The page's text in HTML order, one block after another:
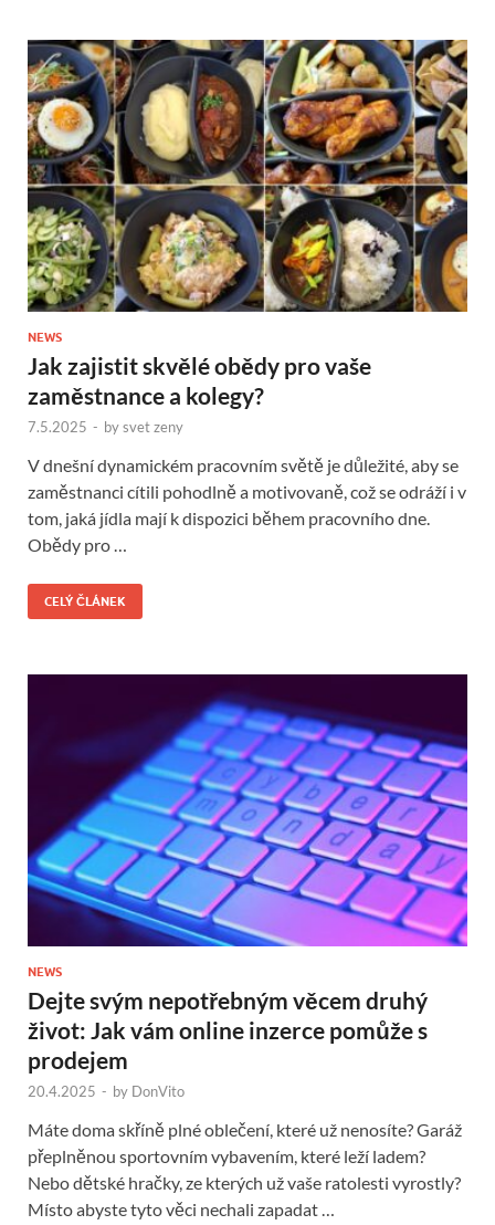
NEWS
Jak zajistit skvělé obědy pro vaše
zaměstnance a kolegy?
7.5.2025 - bysvet zeny
V dnešní dynamickém pracovním světě je důležité, aby se
zaměstnanci cítili pohodlně a motivovaně, což se odráží i v
tom, jaká jídla mají k dispozici během pracovního dne.
Obědy pro …
CELÝ ČLÁNEK
NEWS
Dejte svým nepotřebným věcem druhý
život: Jak vám online inzerce pomůže s
prodejem
20.4.2025 - by DonVito
Máte doma skříně plné oblečení, které už nenosíte? Garáž
přeplněnou sportovním vybavením, které leží ladem?
Nebo dětské hračky, ze kterých už vaše ratolesti vyrostly?
Místo abyste tyto věci nechali zapadat …